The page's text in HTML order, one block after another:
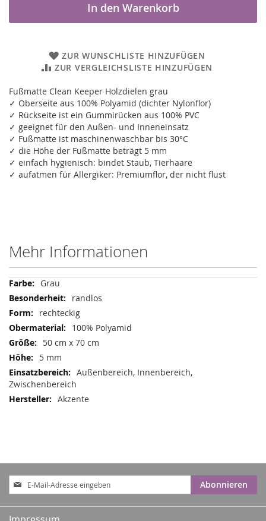
In den Warenkorb
ZUR WUNSCHLISTE HINZUFÜGEN
ZUR VERGLEICHSLISTE HINZUFÜGEN
Fußmatte Clean Keeper Holzdielen grau
✓ Oberseite aus 100% Polyamid (dichter Nylonflor)
✓ Rückseite ist ein Gummirücken aus 100% PVC
✓ geeignet für den Außen- und Inneneinsatz
✓ Fußmatte ist maschinenwaschbar bis 30°C
✓ die Höhe der Fußmatte beträgt 5 mm
✓ einfach hygienisch: bindet Staub, Tierhaare
✓ aufatmen für Allergiker: Premiumflor, der nicht flust
Mehr Informationen
Mehr
Informationen
Grau
randlos
rechteckig
100% Polyamid
50 cm x 70 cm
5 mm
Außenbereich, Innenbereich,
Zwischenbereich
Akzente
Anmeldung
zum
Newsletter:
Abonnieren